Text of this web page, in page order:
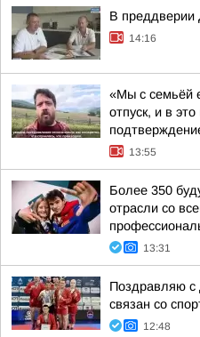
В преддверии
14:16
«Мы с семьёй
отпуск, и в
13:55
Более 350
отрасли со
13:31
Поздравляю с
связан со
12:48